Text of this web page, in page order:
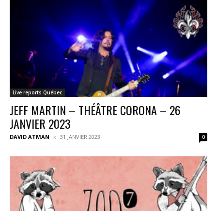
Live reports Québec
JEFF MARTIN – THÉÂTRE CORONA – 26
JANVIER 2023
DAVID ATMAN 31 JANVIER 2023 0